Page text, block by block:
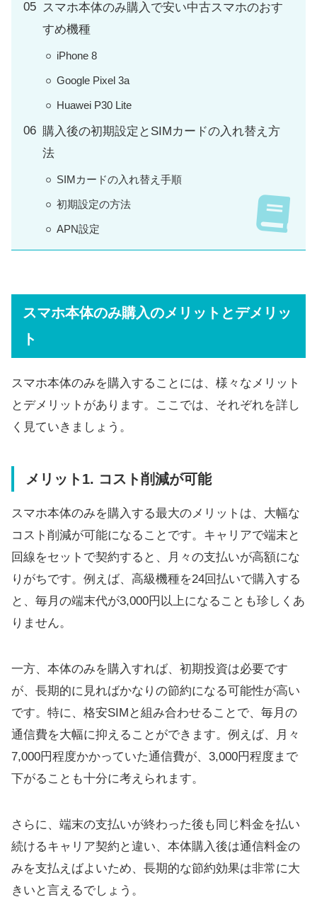
スマホ本体のみ購入で安い中古スマホのおす
すめ機種
iPhone 8
Google Pixel 3a
Huawei P30 Lite
購入後の初期設定とSIMカードの入れ替え方
法
SIMカードの入れ替え手順
初期設定の方法
APN設定
スマホ本体のみ購入のメリットとデメリッ
ト
スマホ本体のみを購入することには、様々なメリット
とデメリットがあります。ここでは、それぞれを詳し
く見ていきましょう。
メリット1. コスト削減が可能
スマホ本体のみを購入する最大のメリットは、大幅な
コスト削減が可能になることです。キャリアで端末と
回線をセットで契約すると、月々の支払いが高額にな
りがちです。例えば、高級機種を24回払いで購入する
と、毎月の端末代が3,000円以上になることも珍しくあ
りません。
一方、本体のみを購入すれば、初期投資は必要です
が、長期的に見ればかなりの節約になる可能性が高い
です。特に、格安SIMと組み合わせることで、毎月の
通信費を大幅に抑えることができます。例えば、月々
7,000円程度かかっていた通信費が、3,000円程度まで
下がることも十分に考えられます。
さらに、端末の支払いが終わった後も同じ料金を払い
続けるキャリア契約と違い、本体購入後は通信料金の
みを支払えばよいため、長期的な節約効果は非常に大
きいと言えるでしょう。